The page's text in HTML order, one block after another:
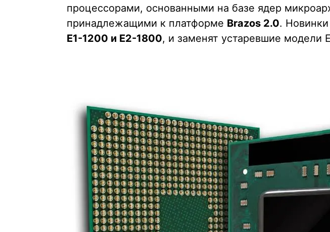
процессорами, основанными на базе ядер
принадлежащими к платформе Brazos 2.0.
E1-1200 и E2-1800, и заменят устаревшие модели